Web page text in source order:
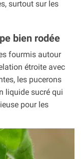
surtout sur les
bien rodée
fourmis autour
étroite avec
les pucerons
liquide sucré qui
pour les